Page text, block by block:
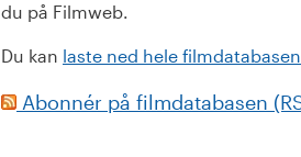
du på Filmweb.
Du kan laste ned hele
Abonnér på filmdatabasen